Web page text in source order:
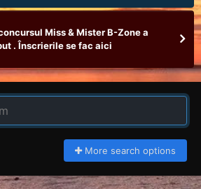
Miss & Mister B-Zone a
. Înscrierile se fac aici
More search options